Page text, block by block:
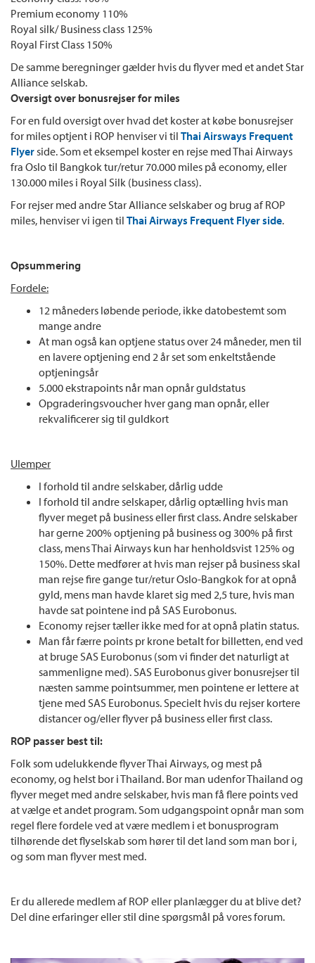
Premium economy 110%
Royal silk/ Business class 125%
Royal First Class 150%
De samme beregninger gælder hvis du flyver med et andet Star
Alliance selskab.
Oversigt over bonusrejser for miles
For en fuld oversigt over hvad det koster at købe bonusrejser
for miles optjent i ROP henviser vi til Thai Airsways Frequent
Flyerside. Som et eksempel koster en rejse med Thai Airways
fra Oslo til Bangkok tur/retur 70.000 miles på economy, eller
130.000 miles i Royal Silk (business class).
For rejser med andre Star Alliance selskaber og brug af ROP
miles, henviser vi igen til Thai Airways Frequent Flyer side.
Opsummering
Fordele:
12 måneders løbende periode, ikke datobestemt som
mange andre
At man også kan optjene status over 24 måneder, men til
en lavere optjening end 2 år set som enkeltstående
optjeningsår
5.000 ekstrapoints når man opnår guldstatus
Opgraderingsvoucher hver gang man opnår, eller
rekvalificerer sig til guldkort
Ulemper
I forhold til andre selskaber, dårlig udde
I forhold til andre selskaper, dårlig optælling hvis man
flyver meget på business eller first class. Andre selskaber
har gerne 200% optjening på business og 300% på first
class, mens Thai Airways kun har henholdsvist 125% og
150%. Dette medfører at hvis man rejser på business skal
man rejse fire gange tur/retur Oslo-Bangkok for at opnå
gyld, mens man havde klaret sig med 2,5 ture, hvis man
havde sat pointene ind på SAS Eurobonus.
Economy rejser tæller ikke med for at opnå platin status.
Man får færre points pr krone betalt for billetten, end ved
at bruge SAS Eurobonus (som vi finder det naturligt at
sammenligne med). SAS Eurobonus giver bonusrejser til
næsten samme pointsummer, men pointene er lettere at
tjene med SAS Eurobonus. Specielt hvis du rejser kortere
distancer og/eller flyver på business eller first class.
ROP passer best til:
Folk som udelukkende flyver Thai Airways, og mest på
economy, og helst bor i Thailand. Bor man udenfor Thailand og
flyver meget med andre selskaber, hvis man få flere points ved
at vælge et andet program. Som udgangspoint opnår man som
regel flere fordele ved at være medlem i et bonusprogram
tilhørende det flyselskab som hører til det land som man bor i,
og som man flyver mest med.
Er du allerede medlem af ROP eller planlægger du at blive det?
Del dine erfaringer eller stil dine spørgsmål på vores forum.